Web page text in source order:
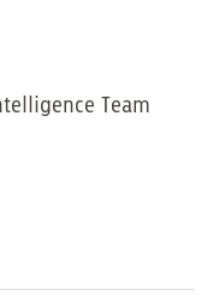
Team